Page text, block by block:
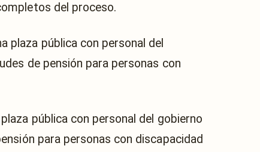
del proceso.
pública con personal del gobierno
para personas con discapacidad